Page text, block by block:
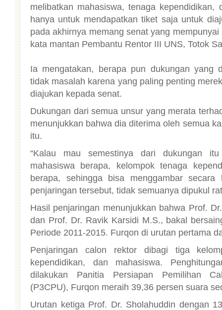
kata mantan Pembantu Rentor III UNS, Totok
Ia mengatakan, berapa pun dukungan yang
tidak masalah karena yang paling penting
diajukan kepada senat.
Dukungan dari semua unsur yang merata
menunjukkan bahwa dia diterima oleh semua
itu.
“Kalau mau semestinya dari dukungan
mahasiswa berapa, kelompok tenaga
berapa, sehingga bisa menggambar secara
penjaringan tersebut, tidak semuanya dipukul
Hasil penjaringan menunjukkan bahwa Prof.
dan Prof. Dr. Ravik Karsidi M.S., bakal
Periode 2011-2015. Furqon di urutan pertama
Penjaringan calon rektor dibagi tiga
kependidikan, dan mahasiswa.
dilakukan Panitia Persiapan Pemilihan
(P3CPU), Furqon meraih 39,36 persen suara
Urutan ketiga Prof. Dr. Sholahuddin dengan
Adi Sulistiyono (13,53), Dr. Mamok
PhD., (2,54), Prof. Dr. Andrik Purwasito (2,16),